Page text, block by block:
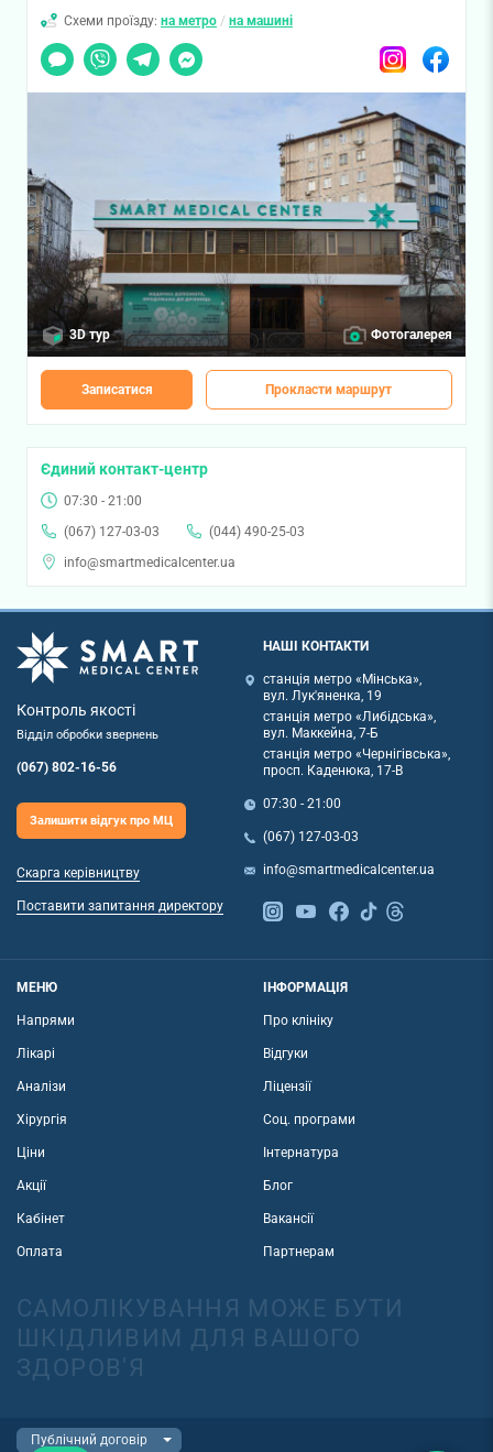
Схеми проїзду: на метро / на машині
Чат
Viber TelegramMessenger InstagramFacebook
3D тур Фотогалерея
Записатися Прокласти маршрут
Єдиний контакт-центр
07:30 - 21:00
(067) 127-03-03
(044) 490-25-03
info@smartmedicalcenter.ua
Контроль якості
Відділ обробки звернень
(067) 802-16-56
Залишити відгук про МЦ
Скарга керівництву
Поставити запитання директору
НАШІ КОНТАКТИ
станція метро «Мінська»,
вул. Лук'яненка, 19
станція метро «Либідська»,
вул. Маккейна, 7-Б
станція метро «Чернігівська»,
просп. Каденюка, 17-В
07:30 - 21:00
(067) 127-03-03
info@smartmedicalcenter.ua
МЕНЮ
Напрями
Лікарі
Аналізи
Хірургія
Ціни
Акції
Кабінет
Оплата
ІНФОРМАЦІЯ
Про клініку
Відгуки
Ліцензії
Соц. програми
Інтернатура
Блог
Вакансії
Партнерам
САМОЛІКУВАННЯ МОЖЕ БУТИ
ШКІДЛИВИМ ДЛЯ ВАШОГО
ЗДОРОВ'Я